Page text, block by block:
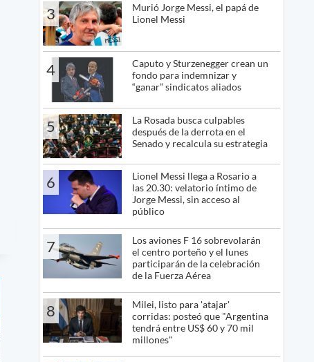
3
Murió Jorge Messi, el papá de
Lionel Messi
4
Caputo y Sturzenegger crean un
fondo para indemnizar y
“ganar” sindicatos aliados
5
La Rosada busca culpables
después de la derrota en el
Senado y recalcula su estrategia
6
Lionel Messi llega a Rosario a
las 20.30: velatorio íntimo de
Jorge Messi, sin acceso al
público
7
Los aviones F 16 sobrevolarán
el centro porteño y el lunes
participarán de la celebración
de la Fuerza Aérea
8
Milei, listo para 'atajar'
corridas: posteó que "Argentina
tendrá entre US$ 60 y 70 mil
millones"